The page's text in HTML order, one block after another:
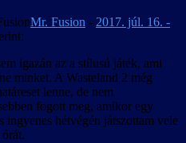
Mr. Fusion - 2017. júl. 16. -
igazán az a stílusú játék, ami
minket. A Wasteland 2 még
lenne, de nem
fogott meg, amikor egy
ingyenes hétvégén játszottam vele